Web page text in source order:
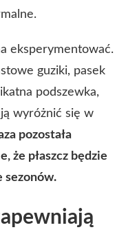
eksperymentować.
guziki, pasek
podszewka,
wyróżnić się w
pozostała
że płaszcz będzie
sezonów.